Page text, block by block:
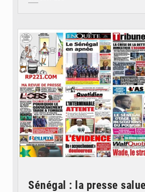
Sénégal : la presse